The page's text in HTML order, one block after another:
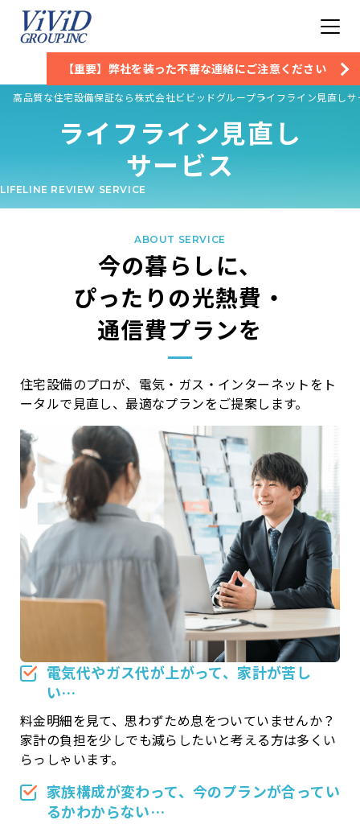
【重要】弊社を装った不審な連絡にご注意ください
高品質な住宅設備保証なら株式会社ビビッドグループライフライン見直し
ライフライン見直し
サービス
LIFELINE REVIEW SERVICE
ABOUT SERVICE
今の暮らしに、
ぴったりの光熱費・
通信費プランを
住宅設備のプロが、電気・ガス・インターネットをト
ータルで見直し、最適なプランをご提案します。
電気代やガス代が上がって、家計が苦し
い…
料金明細を見て、思わずため息をついていませんか？
家計の負担を少しでも減らしたいと考える方は多くい
らっしゃいます。
家族構成が変わって、 今のプランが合ってい
るかわからない…